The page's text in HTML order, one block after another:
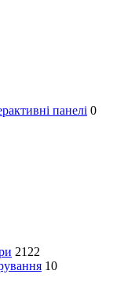
панелі 0
2122
10